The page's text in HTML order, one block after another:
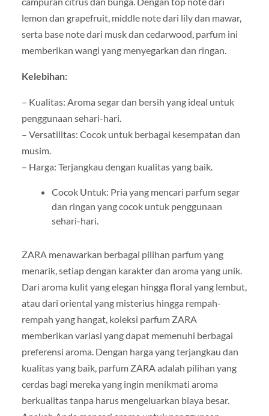
lemon dan grapefruit, middle note dari lily dan mawar,
serta base note dari musk dan cedarwood, parfum ini
memberikan wangi yang menyegarkan dan ringan.
Kelebihan:
– Kualitas: Aroma segar dan bersih yang ideal untuk
penggunaan sehari-hari.
– Versatilitas: Cocok untuk berbagai kesempatan dan
musim.
– Harga: Terjangkau dengan kualitas yang baik.
Cocok Untuk: Pria yang mencari parfum segar
dan ringan yang cocok untuk penggunaan
sehari-hari.
ZARA menawarkan berbagai pilihan parfum yang
menarik, setiap dengan karakter dan aroma yang unik.
Dari aroma kulit yang elegan hingga floral yang lembut,
atau dari oriental yang misterius hingga rempah-
rempah yang hangat, koleksi parfum ZARA
memberikan variasi yang dapat memenuhi berbagai
preferensi aroma. Dengan harga yang terjangkau dan
kualitas yang baik, parfum ZARA adalah pilihan yang
cerdas bagi mereka yang ingin menikmati aroma
berkualitas tanpa harus mengeluarkan biaya besar.